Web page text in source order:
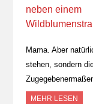
Mama. Aber
stehen, sondern
MEHR LESEN